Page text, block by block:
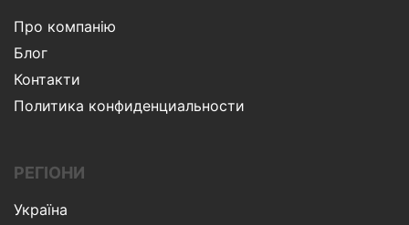
Про компанію
Блог
Контакти
Политика конфиденциальности
РЕГІОНИ
Україна